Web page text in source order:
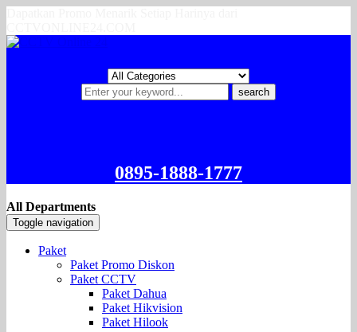
search
0895-1888-1777
All Departments
Toggle navigation
Paket
Paket Promo Diskon
Paket CCTV
Paket Dahua
Paket Hikvision
Paket Hilook